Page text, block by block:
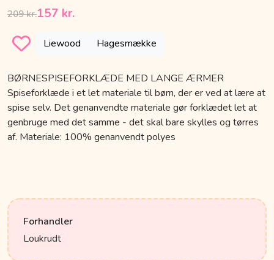
209 kr.157 kr.
Liewood Hagesmække
BØRNESPISEFORKLÆDE MED LANGE ÆRMER
Spiseforklæde i et let materiale til børn, der er ved at lære at
spise selv. Det genanvendte materiale gør forklædet let at
genbruge med det samme - det skal bare skylles og tørres
af. Materiale: 100% genanvendt polyes
Forhandler
Loukrudt